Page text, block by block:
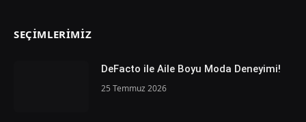
SEÇIMLERIMIZ
DeFacto ile Aile Boyu Moda Deneyimi!
25 Temmuz 2026